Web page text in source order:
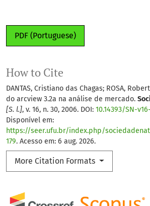
PDF (Portuguese)
How to Cite
DANTAS, Cristiano das Chagas; ROSA,
do arcview 3.2a na análise de mercado.
[S. l.], v. 16, n. 30, 2006. DOI: 10.14393/SN-
Disponível em:
https://seer.ufu.br/index.php/
179. Acesso em: 6 aug. 2026.
More Citation Formats